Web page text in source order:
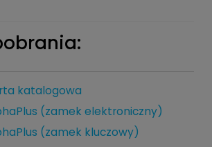
katalogowa
(zamek elektroniczny)
(zamek kluczowy)